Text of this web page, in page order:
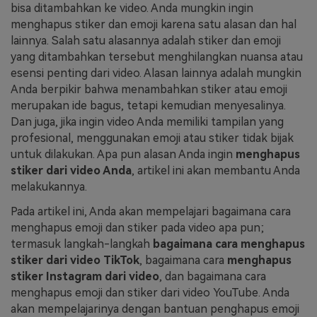
Postingan Terbaru
Jelajahi Lebih Banyak >>
bisa ditambahkan ke video. Anda mungkin ingin
menghapus stiker dan emoji karena satu alasan dan hal
lainnya. Salah satu alasannya adalah stiker dan emoji
yang ditambahkan tersebut menghilangkan nuansa atau
esensi penting dari video. Alasan lainnya adalah mungkin
Anda berpikir bahwa menambahkan stiker atau emoji
merupakan ide bagus, tetapi kemudian menyesalinya.
Dan juga, jika ingin video Anda memiliki tampilan yang
profesional, menggunakan emoji atau stiker tidak bijak
untuk dilakukan. Apa pun alasan Anda ingin menghapus
stiker dari video Anda, artikel ini akan membantu Anda
melakukannya.
Pada artikel ini, Anda akan mempelajari bagaimana cara
menghapus emoji dan stiker pada video apa pun;
termasuk langkah-langkah bagaimana cara menghapus
stiker dari video TikTok, bagaimana cara menghapus
stiker Instagram dari video, dan bagaimana cara
menghapus emoji dan stiker dari video YouTube. Anda
akan mempelajarinya dengan bantuan penghapus emoji